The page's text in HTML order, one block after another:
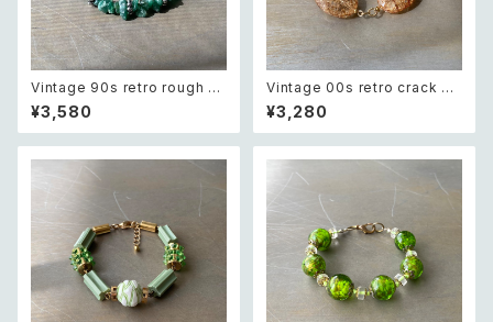
Vintage 90s retro rough cu
t green aventurine bracele
t レトロ ヴィンテージ アクセサ
リー 天然石 ラフカット グリーン
¥3,580
Vintage 00s retro crack be
ads bracelet レトロ ヴィンテ
ージ アクセサリー クラック ビー
ズ ブレスレット
¥3,280